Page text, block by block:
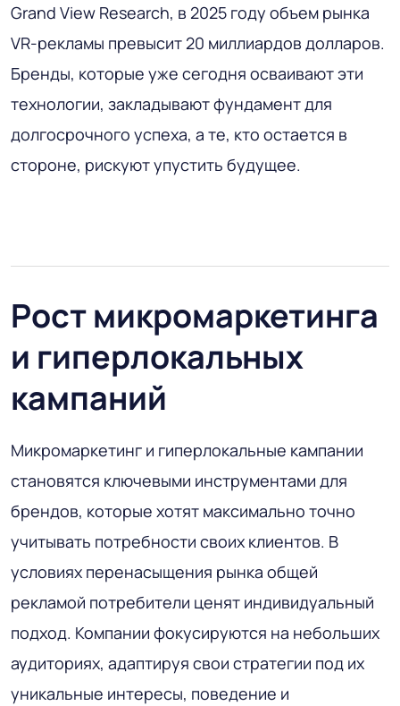
Grand View Research, в 2025 году объем рынка
VR-рекламы превысит 20 миллиардов долларов.
Бренды, которые уже сегодня осваивают эти
технологии, закладывают фундамент для
долгосрочного успеха, а те, кто остается в
стороне, рискуют упустить будущее.
Рост микромаркетинга
и гиперлокальных
кампаний
Микромаркетинг и гиперлокальные кампании
становятся ключевыми инструментами для
брендов, которые хотят максимально точно
учитывать потребности своих клиентов. В
условиях перенасыщения рынка общей
рекламой потребители ценят индивидуальный
подход. Компании фокусируются на небольших
аудиториях, адаптируя свои стратегии под их
уникальные интересы, поведение и